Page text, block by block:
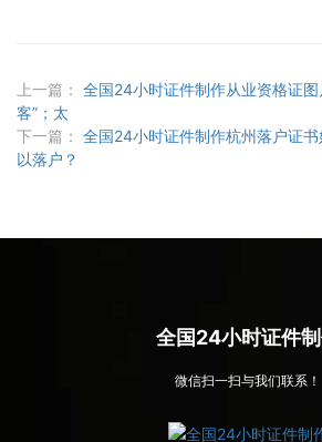
上一篇： 全国24小时证件制作从业资格证图
客”；太
下一篇： 全国24小时证件制作杭州落户证
以落户？
全国24小时证件
微信扫一扫与我们联系！